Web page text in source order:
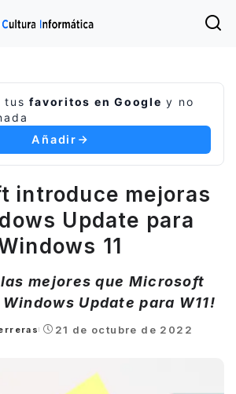
tusfavoritos en Google y no
Añadir
introduce mejoras
Update para
11
las mejores que Microsoft
Update para W11!
21 de octubre de 2022